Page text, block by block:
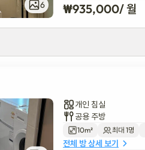
6 ₩935,000/ 월
개인 침실
공용 주방
10m² 최대 1명
전체 방 상세 보기